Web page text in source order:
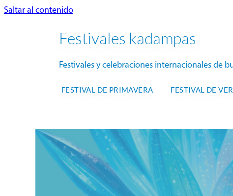
Saltar al contenido
Festivales kadampas
Festivales y celebraciones internacionales de
FESTIVAL DE PRIMAVERA FESTIVAL DE
NTK-